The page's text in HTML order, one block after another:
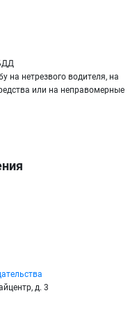
на нетрезвого водителя, на
или на неправомерные
д. 3